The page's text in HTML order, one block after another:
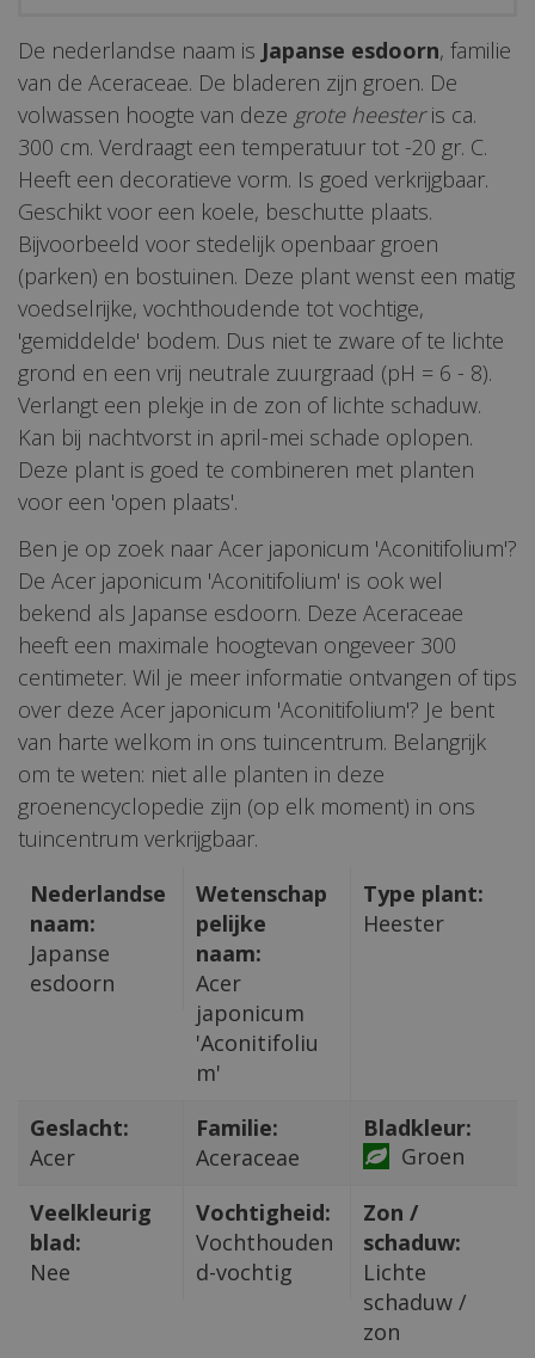
De nederlandse naam is Japanse esdoorn, familie
van de Aceraceae. De bladeren zijn groen. De
volwassen hoogte van deze grote heesteris ca.
300 cm. Verdraagt een temperatuur tot -20 gr. C.
Heeft een decoratieve vorm. Is goed verkrijgbaar.
Geschikt voor een koele, beschutte plaats.
Bijvoorbeeld voor stedelijk openbaar groen
(parken) en bostuinen. Deze plant wenst een matig
voedselrijke, vochthoudende tot vochtige,
'gemiddelde' bodem. Dus niet te zware of te lichte
grond en een vrij neutrale zuurgraad (pH = 6 - 8).
Verlangt een plekje in de zon of lichte schaduw.
Kan bij nachtvorst in april-mei schade oplopen.
Deze plant is goed te combineren met planten
voor een 'open plaats'.
Ben je op zoek naar Acer japonicum 'Aconitifolium'?
De Acer japonicum 'Aconitifolium' is ook wel
bekend als Japanse esdoorn. Deze Aceraceae
heeft een maximale hoogtevan ongeveer 300
centimeter. Wil je meer informatie ontvangen of tips
over deze Acer japonicum 'Aconitifolium'? Je bent
van harte welkom in ons tuincentrum. Belangrijk
om te weten: niet alle planten in deze
groenencyclopedie zijn (op elk moment) in ons
tuincentrum verkrijgbaar.
Nederlandse
naam:
Japanse
esdoorn
Wetenschap
pelijke
naam:
Acer
japonicum
'Aconitifoliu
m'
Type plant:
Heester
Geslacht:
Acer
Familie:
Aceraceae
Bladkleur:
Groen
Veelkleurig
blad:
Nee
Vochtigheid:
Vochthouden
d-vochtig
Zon /
schaduw:
Lichte
schaduw /
zon